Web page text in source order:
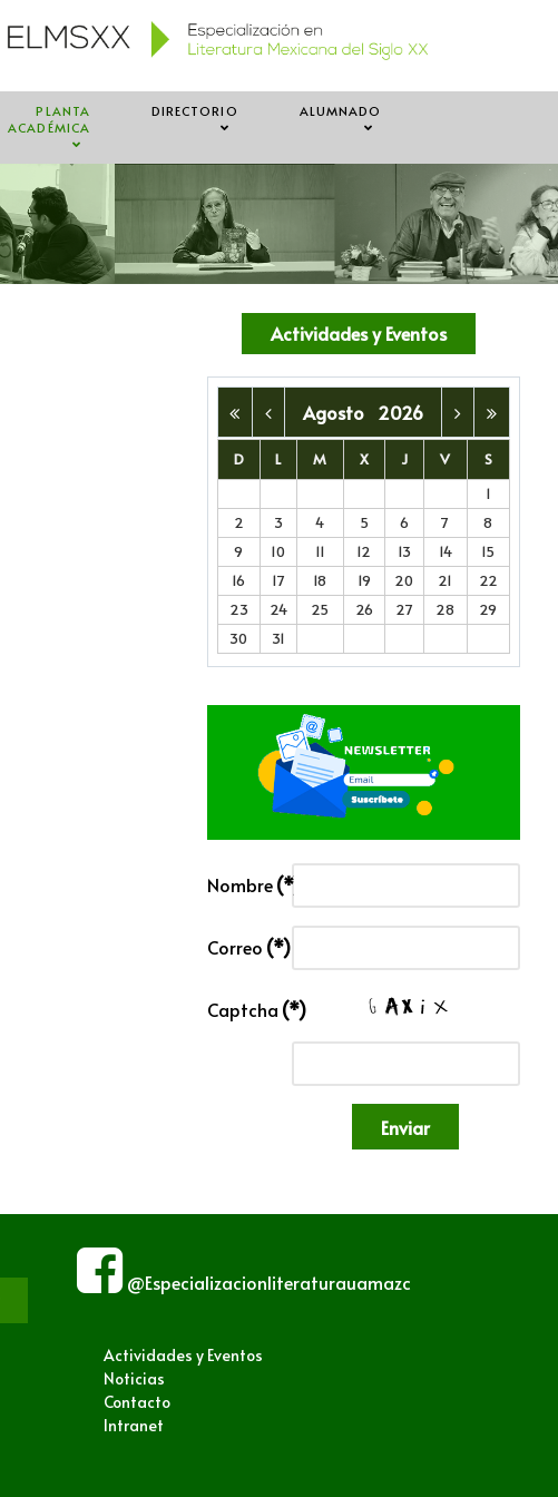
PLANTA
ACADÉMICA
DIRECTORIO ALUMNADO
Actividades y Eventos
Agosto 2026
D L M X J V
S
1
2
3 4 5 6 7
8
9
10 11 12 13 14
15
16
17 18 19 20 21
22
23
24 25 26 27 28
29
30
31
Nombre (*)
Correo (*)
Captcha (*)
Enviar
@Especializacionliteraturauamazc
Actividades y Eventos
Noticias
Contacto
Intranet